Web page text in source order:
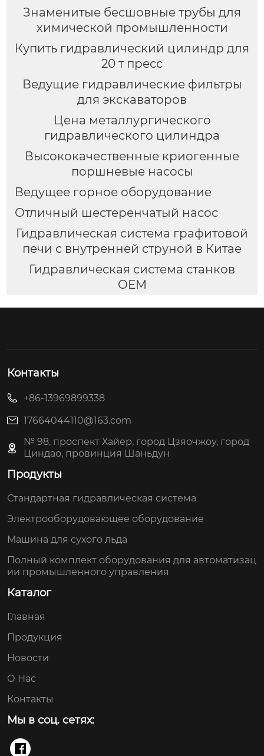
Знаменитые бесшовные трубы для
химической промышленности
Купить гидравлический цилиндр для
20 т пресс
Ведущие гидравлические фильтры
для экскаваторов
Цена металлургического
гидравлического цилиндра
Высококачественные криогенные
поршневые насосы
Ведущее горное оборудование
Отличный шестеренчатый насос
Гидравлическая система графитовой
печи с внутренней струной в Китае
Гидравлическая система станков
OEM
Контакты
+86-13969899338
17664044110@163.com
№ 98, проспект Хайер, город Цзяочжоу, город
Циндао, провинция Шаньдун
Продукты
Стандартная гидравлическая система
Электрооборудовающее оборудование
Машина для сухого льда
Полный комплект оборудования для автоматизац
ии промышленного управления
Каталог
Главная
Продукция
Новости
О Нас
Контакты
Мы в соц. сетях:
